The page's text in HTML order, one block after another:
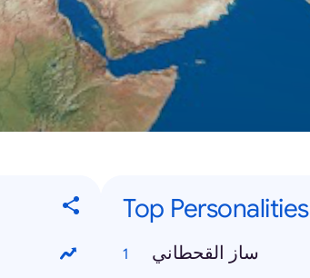
Top Personalities
ساز القحطاني